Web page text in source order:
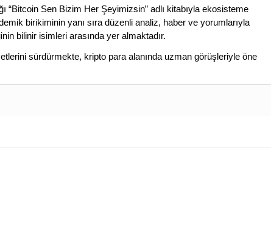
“Bitcoin Sen Bizim Her Şeyimizsin” adlı kitabıyla ekosisteme
birikiminin yanı sıra düzenli analiz, haber ve yorumlarıyla
bilinir isimleri arasında yer almaktadır.
sürdürmekte, kripto para alanında uzman görüşleriyle öne